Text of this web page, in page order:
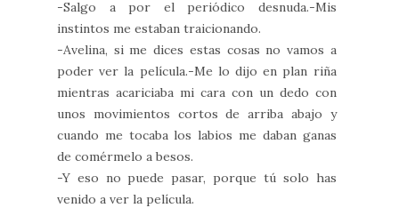
-Salgo a por el periódico desnuda.-Mis
instintos me estaban traicionando.
-Avelina, si me dices estas cosas no vamos a
poder ver la película.-Me lo dijo en plan riña
mientras acariciaba mi cara con un dedo con
unos movimientos cortos de arriba abajo y
cuando me tocaba los labios me daban ganas
de comérmelo a besos.
-Y eso no puede pasar, porque tú solo has
venido a ver la película.